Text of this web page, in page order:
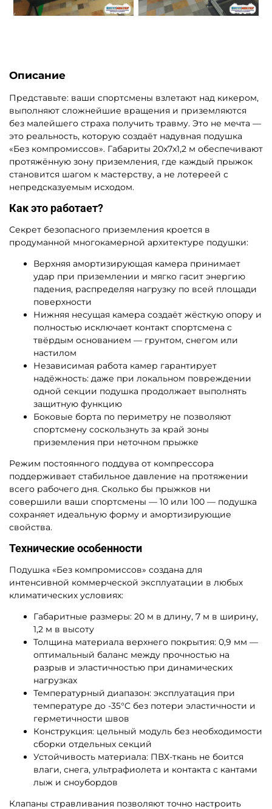
Описание
Представьте: ваши спортсмены взлетают над кикером,
выполняют сложнейшие вращения и приземляются
без малейшего страха получить травму. Это не мечта —
это реальность, которую создаёт надувная подушка
«Без компромиссов». Габариты 20x7x1,2 м обеспечивают
протяжённую зону приземления, где каждый прыжок
становится шагом к мастерству, а не лотереей с
непредсказуемым исходом.
Как это работает?
Секрет безопасного приземления кроется в
продуманной многокамерной архитектуре подушки:
Верхняя амортизирующая камера принимает
удар при приземлении и мягко гасит энергию
падения, распределяя нагрузку по всей площади
поверхности
Нижняя несущая камера создаёт жёсткую опору и
полностью исключает контакт спортсмена с
твёрдым основанием — грунтом, снегом или
настилом
Независимая работа камер гарантирует
надёжность: даже при локальном повреждении
одной секции подушка продолжает выполнять
защитную функцию
Боковые борта по периметру не позволяют
спортсмену соскользнуть за край зоны
приземления при неточном прыжке
Режим постоянного поддува от компрессора
поддерживает стабильное давление на протяжении
всего рабочего дня. Сколько бы прыжков ни
совершили ваши спортсмены — 10 или 100 — подушка
сохраняет идеальную форму и амортизирующие
свойства.
Технические особенности
Подушка «Без компромиссов» создана для
интенсивной коммерческой эксплуатации в любых
климатических условиях:
Габаритные размеры: 20 м в длину, 7 м в ширину,
1,2 м в высоту
Толщина материала верхнего покрытия: 0,9 мм —
оптимальный баланс между прочностью на
разрыв и эластичностью при динамических
нагрузках
Температурный диапазон: эксплуатация при
температуре до -35°C без потери эластичности и
герметичности швов
Конструкция: цельный модуль без необходимости
сборки отдельных секций
Устойчивость материала: ПВХ-ткань не боится
влаги, снега, ультрафиолета и контакта с кантами
лыж и сноубордов
Клапаны стравливания позволяют точно настроить